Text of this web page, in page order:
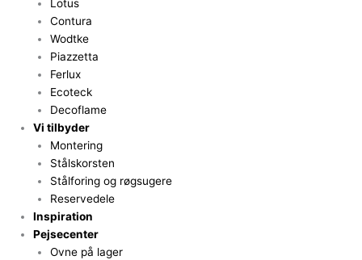
Lotus
Contura
Wodtke
Piazzetta
Ferlux
Ecoteck
Decoflame
Vi tilbyder
Montering
Stålskorsten
Stålforing og røgsugere
Reservedele
Inspiration
Pejsecenter
Ovne på lager